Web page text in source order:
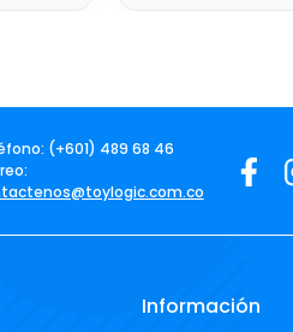
(+601) 489 68 46
Información